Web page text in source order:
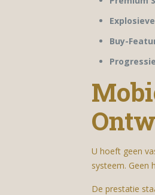
Buy-
U hoeft geen
systeem. Geen
De prestatie